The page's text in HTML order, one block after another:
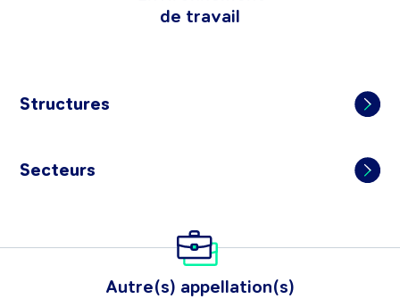
de travail
Structures
Secteurs
Autre(s) appellation(s)